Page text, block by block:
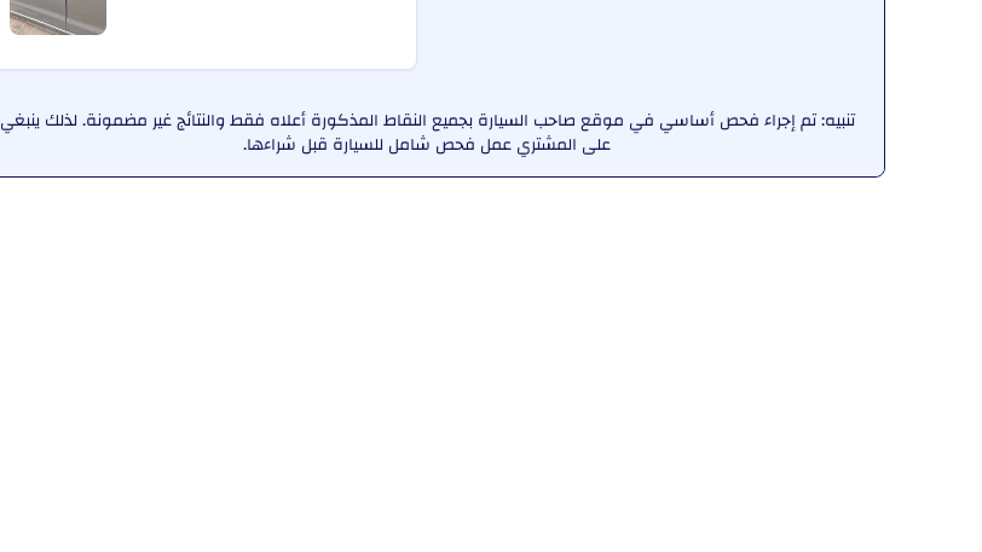
تنبيه: تم إجراء فحص أساسي في موقع صاحب السيارة بجميع النقاط المذكورة أعلاه فقط والنتائج غير مضمونة. لذلك ينبغي
على المشتري عمل فحص شامل للسيارة قبل شراءها.